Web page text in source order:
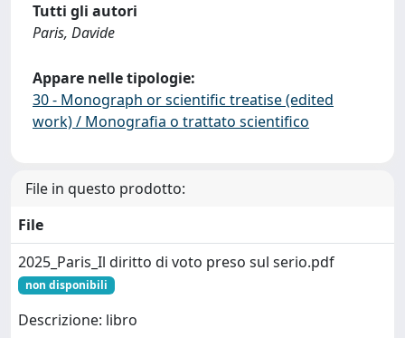
Tutti gli autori
Paris, Davide
Appare nelle tipologie:
30 - Monograph or scientific treatise (edited
work) / Monografia o trattato scientifico
File in questo prodotto:
File
2025_Paris_Il diritto di voto preso sul serio.pdf
non disponibili
Descrizione: libro